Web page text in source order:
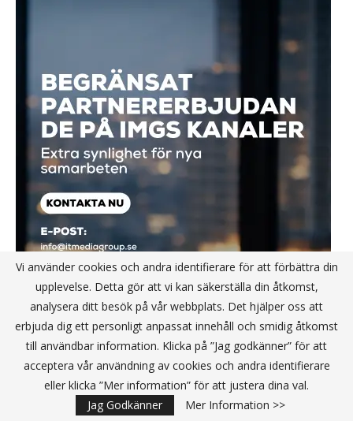
Vi använder cookies och andra identifierare för att förbättra din
upplevelse. Detta gör att vi kan säkerställa din åtkomst,
analysera ditt besök på vår webbplats. Det hjälper oss att
erbjuda dig ett personligt anpassat innehåll och smidig åtkomst
till användbar information. Klicka på ”Jag godkänner” för att
acceptera vår användning av cookies och andra identifierare
eller klicka ”Mer information” för att justera dina val.
Jag Godkänner
Mer Information >>